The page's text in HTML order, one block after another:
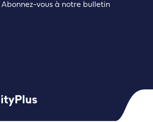
vous à notre bulletin